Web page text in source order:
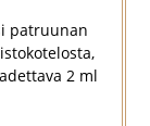
patruunan
2 ml